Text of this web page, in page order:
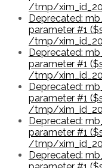
/tmp/
Deprecated:
parameter #1
/tmp/
Deprecated:
parameter #1
/tmp/
Deprecated:
parameter #1
/tmp/
Deprecated:
parameter #1
/tmp/
Deprecated: